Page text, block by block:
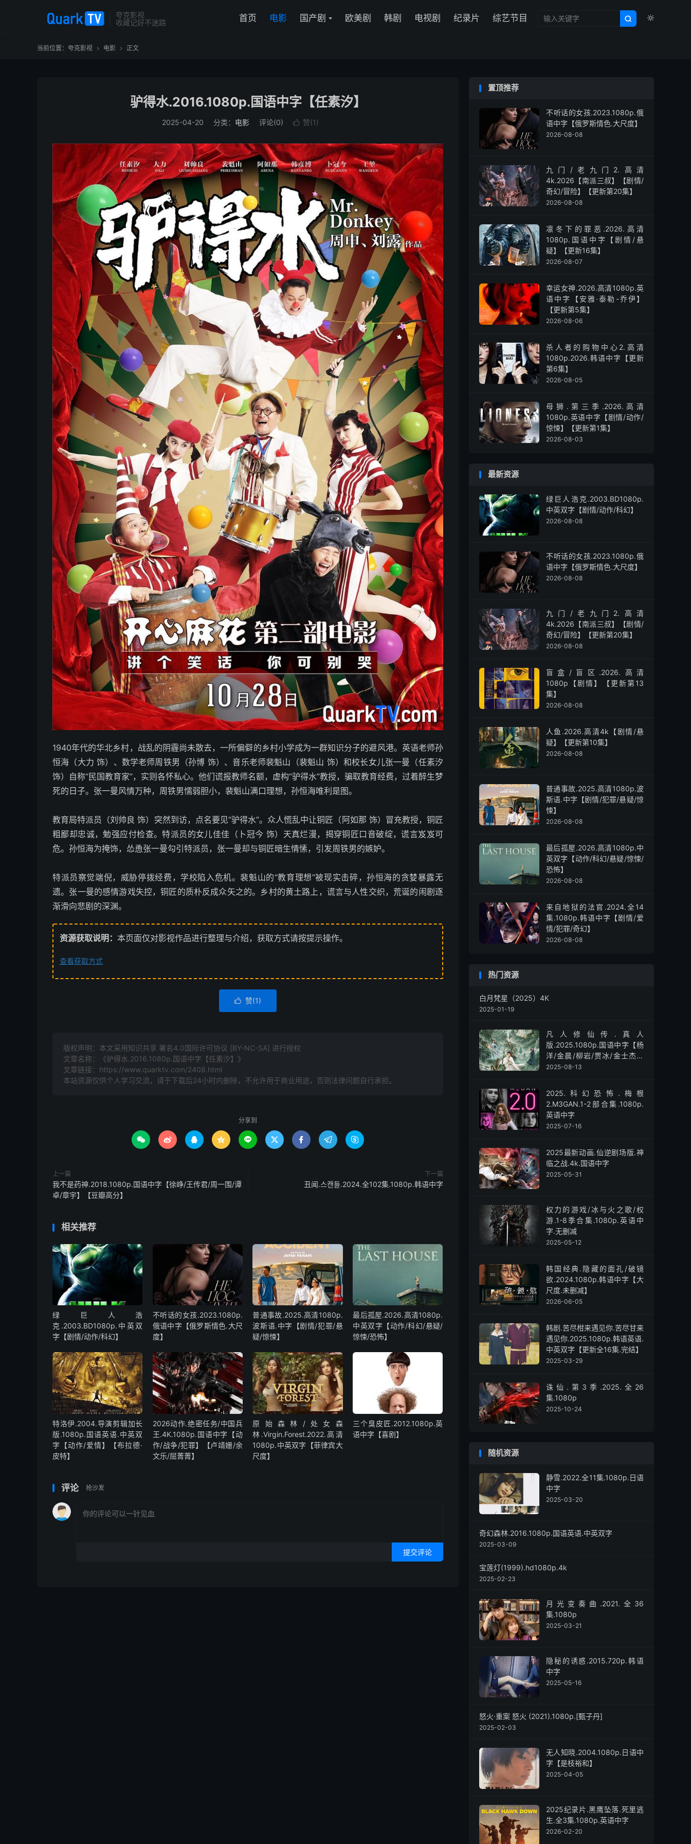
夸克影视
收藏记好不迷路


首页 电影 国产剧 欧美剧 韩剧 电视剧 纪录片 综艺节目
当前位置： 夸克影视  电影  正文
驴得水.2016.1080p.国语中字【任素汐】
2025-04-20 分类： 电影 评论(0)  赞(1)
1940年代的华北乡村，战乱的阴霾尚未散去，一所偏僻的乡村小学成为一群知识分子的避风港。英语老师孙
恒海（大力 饰）、数学老师周铁男（孙博 饰）、音乐老师裴魁山（裴魁山 饰）和校长女儿张一曼（任素汐
饰）自称“民国教育家”，实则各怀私心。他们谎报教师名额，虚构“驴得水”教授，骗取教育经费，过着醉生梦
死的日子。张一曼风情万种，周铁男懦弱胆小，裴魁山满口理想，孙恒海唯利是图。
教育局特派员（刘帅良 饰）突然到访，点名要见“驴得水”。众人慌乱中让铜匠（阿如那 饰）冒充教授，铜匠
粗鄙却忠诚，勉强应付检查。特派员的女儿佳佳（卜冠今 饰）天真烂漫，揭穿铜匠口音破绽，谎言岌岌可
危。孙恒海为掩饰，怂恿张一曼勾引特派员，张一曼却与铜匠暗生情愫，引发周铁男的嫉妒。
特派员察觉端倪，威胁停拨经费，学校陷入危机。裴魁山的“教育理想”被现实击碎，孙恒海的贪婪暴露无
遗。张一曼的感情游戏失控，铜匠的质朴反成众矢之的。乡村的黄土路上，谎言与人性交织，荒诞的闹剧逐
渐滑向悲剧的深渊。
资源获取说明： 本页面仅对影视作品进行整理与介绍，获取方式请按提示操作。
查看获取方式
 赞(1)
版权声明：本文采用知识共享 署名4.0国际许可协议 [BY-NC-SA] 进行授权
文章名称：《驴得水.2016.1080p.国语中字【任素汐】》
文章链接： https://www.quarktv.com/2408.html
本站资源仅供个人学习交流，请于下载后24小时内删除，不允许用于商业用途，否则法律问题自行承担。
分享到
        
上一篇
我不是药神.2018.1080p.国语中字【徐峥/王传君/周一围/谭
卓/章宇】【豆瓣高分】
下一篇
丑闻.스캔들.2024.全102集.1080p.韩语中字
相关推荐
绿巨人浩
克.2003.BD1080p.中英双
字【剧情/动作/科幻】
不听话的女孩.2023.1080p.
俄语中字【俄罗斯情色.大尺
度】
普通事故.2025.高清1080p.
波斯语.中字【剧情/犯罪/悬
疑/惊悚】
最后孤屋.2026.高清1080p.
中英双字【动作/科幻/悬疑/
惊悚/恐怖】
特洛伊.2004.导演剪辑加长
版.1080p.国语英语.中英双
字【动作/爱情】【布拉德·
皮特】
2026动作.绝密任务/中国兵
王.4K.1080p.国语中字【动
作/战争/犯罪】【卢靖姗/余
文乐/屈菁菁】
原始森林/处女森
林.Virgin.Forest.2022.高清
1080p.中英双字【菲律宾大
尺度】
三个臭皮匠.2012.1080p.英
语中字【喜剧】
评论 抢沙发
提交评论
置顶推荐
不听话的女孩.2023.1080p.俄
语中字【俄罗斯情色.大尺度】
2026-08-08
九门/老九门2.高清
4k.2026【南派三叔】【剧情/
奇幻/冒险】【更新第20集】
2026-08-08
凛冬下的罪恶.2026.高清
1080p.国语中字【剧情/悬
疑】【更新16集】
2026-08-07
幸运女神.2026.高清1080p.英
语中字【安雅·泰勒-乔伊】
【更新第5集】
2026-08-06
杀人者的购物中心2.高清
1080p.2026.韩语中字【更新
第6集】
2026-08-05
母狮.第三季.2026.高清
1080p.英语中字【剧情/动作/
惊悚】【更新第1集】
2026-08-03
最新资源
绿巨人浩克.2003.BD1080p.
中英双字【剧情/动作/科幻】
2026-08-08
不听话的女孩.2023.1080p.俄
语中字【俄罗斯情色.大尺度】
2026-08-08
九门/老九门2.高清
4k.2026【南派三叔】【剧情/
奇幻/冒险】【更新第20集】
2026-08-08
盲盒/盲区.2026.高清
1080p【剧情】【更新第13
集】
2026-08-08
人鱼.2026.高清4k【剧情/悬
疑】【更新第10集】
2026-08-08
普通事故.2025.高清1080p.波
斯语.中字【剧情/犯罪/悬疑/惊
悚】
2026-08-08
最后孤屋.2026.高清1080p.中
英双字【动作/科幻/悬疑/惊悚/
恐怖】
2026-08-08
来自地狱的法官.2024.全14
集.1080p.韩语中字【剧情/爱
情/犯罪/奇幻】
2026-08-08
热门资源
白月梵星（2025）4K
2025-01-19
凡人修仙传.真人
版.2025.1080p.国语中字【杨
洋/金晨/柳岩/贾冰/金士杰】
【全30集】
2025-08-13
2025.科幻恐怖.梅根
2.M3GAN.1-2部合集.1080p.
英语中字
2025-07-16
2025最新动画.仙逆剧场版.神
临之战.4k.国语中字
2025-05-31
权力的游戏/冰与火之歌/权
游.1-8季合集.1080p.英语中
字.无删减
2025-05-12
韩国经典.隐藏的面孔/破镜
欲.2024.1080p.韩语中字【大
尺度.未删减】
2026-06-05
韩剧.苦尽柑来遇见你.苦尽甘来
遇见你.2025.1080p.韩语英语.
中英双字【更新全16集.完结】
2025-03-29
诛仙.第3季.2025.全26
集.1080p
2025-10-24
随机资源
静雪.2022.全11集.1080p.日语
中字
2025-03-20
奇幻森林.2016.1080p.国语英语.中英双字
2025-03-09
宝莲灯(1999).hd1080p.4k
2025-02-23
月光变奏曲.2021.全36
集.1080p
2025-03-21
隐秘的诱惑.2015.720p.韩语
中字
2025-05-16
怒火·重案 怒火 (2021).1080p.[甄子丹]
2025-02-03
无人知晓.2004.1080p.日语中
字【是枝裕和】
2025-04-05
2025纪录片.黑鹰坠落.死里逃
生.全3集.1080p.英语中字
2026-02-20